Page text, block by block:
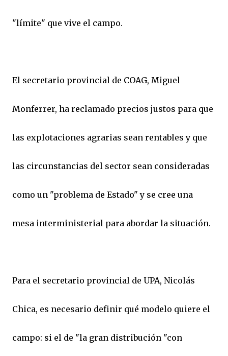
"límite" que vive el campo.
El secretario provincial de COAG, Miguel
Monferrer, ha reclamado precios justos para que
las explotaciones agrarias sean rentables y que
las circunstancias del sector sean consideradas
como un "problema de Estado" y se cree una
mesa interministerial para abordar la situación.
Para el secretario provincial de UPA, Nicolás
Chica, es necesario definir qué modelo quiere el
campo: si el de "la gran distribución "con